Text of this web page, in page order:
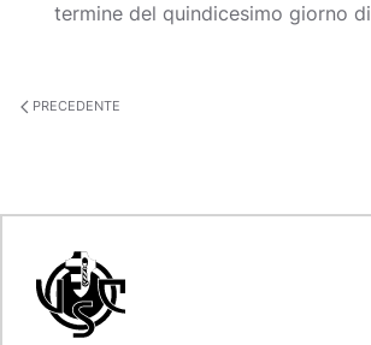
termine del quindicesimo giorno
PRECEDENTE